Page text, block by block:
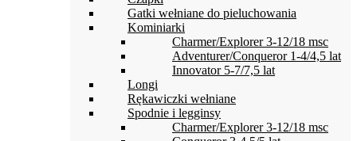
Gatki wełniane do pieluchowania
Kominiarki
Charmer/Explorer 3-12/18 msc
Adventurer/Conqueror 1-4/4,5 lat
Innovator 5-7/7,5 lat
Longi
Rękawiczki wełniane
Spodnie i legginsy
Charmer/Explorer 3-12/18 msc